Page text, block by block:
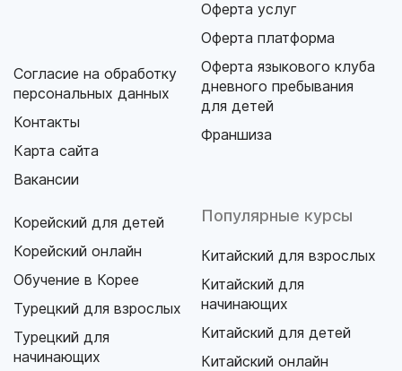
Оферта услуг
Оферта платформа
Оферта языкового клуба
дневного пребывания
для детей
Франшиза
Согласие на обработку
персональных данных
Контакты
Карта сайта
Вакансии
Популярные курсы
Китайский для взрослых
Китайский для
начинающих
Китайский для детей
Китайский онлайн
Корейский для детей
Корейский онлайн
Обучение в Корее
Турецкий для взрослых
Турецкий для
начинающих